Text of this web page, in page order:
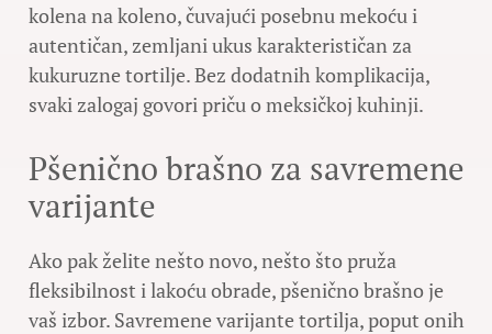
kolena na koleno, čuvajući posebnu mekoću i
autentičan, zemljani ukus karakterističan za
kukuruzne tortilje. Bez dodatnih komplikacija,
svaki zalogaj govori priču o meksičkoj kuhinji.
Pšenično brašno za savremene
varijante
Ako pak želite nešto novo, nešto što pruža
fleksibilnost i lakoću obrade, pšenično brašno je
vaš izbor. Savremene varijante tortilja, poput onih